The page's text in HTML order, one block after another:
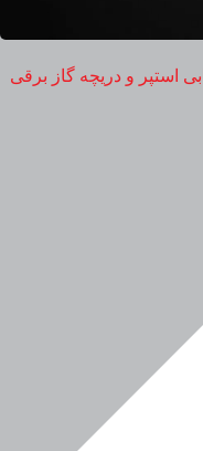
استپر و دریچه گاز برقی